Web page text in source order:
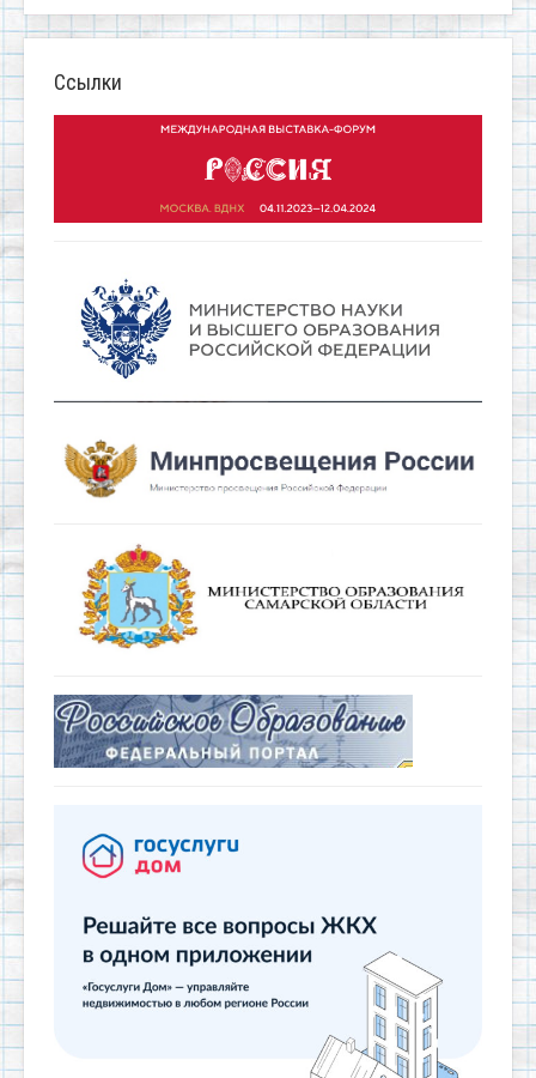
Ссылки